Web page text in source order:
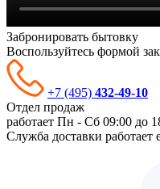
Забронировать бытовку
Воспользуйтесь формой
+7 (495) 432-49-10
Отдел продаж
работает Пн - Сб 09:00 до
Служба доставки работает